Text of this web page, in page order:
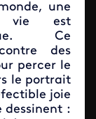
une
vie est
Ce
des
percer le
le portrait
joie
dessinent :